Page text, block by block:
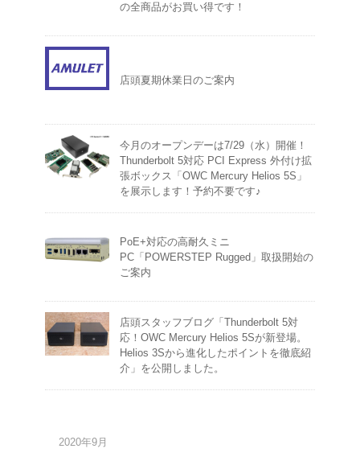
の全商品がお買い得です！
店頭夏期休業日のご案内
今月のオープンデーは7/29（水）開催！
Thunderbolt 5対応 PCI Express 外付け拡
張ボックス「OWC Mercury Helios 5S」
を展示します！予約不要です♪
PoE+対応の高耐久ミニ
PC「POWERSTEP Rugged」取扱開始の
ご案内
店頭スタッフブログ「Thunderbolt 5対
応！OWC Mercury Helios 5Sが新登場。
Helios 3Sから進化したポイントを徹底紹
介」を公開しました。
2020年9月